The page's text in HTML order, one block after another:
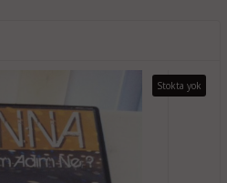
Stokta yok